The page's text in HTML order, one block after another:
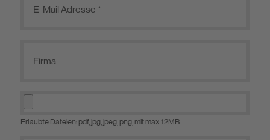
Erlaubte Dateien: pdf, jpg, jpeg, png, mit max 12MB